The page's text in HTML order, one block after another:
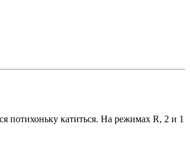
потихоньку катиться. На режимах R, 2 и 1